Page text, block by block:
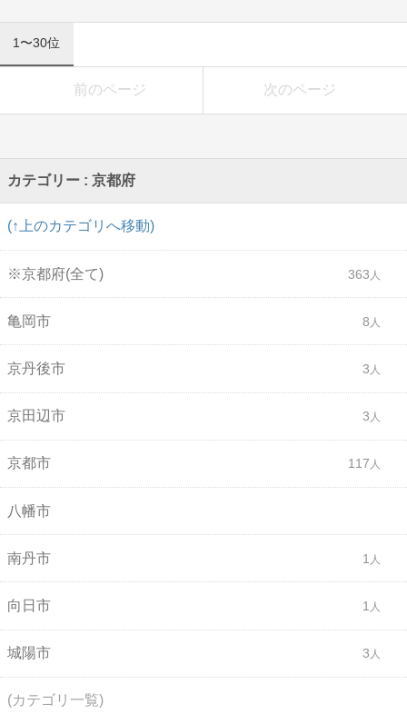
1〜30位
前のページ 次のページ
カテゴリー : 京都府
(↑上のカテゴリへ移動)
※京都府(全て) 363
亀岡市 8
京丹後市 3
京田辺市 3
京都市 117
八幡市
南丹市 1
向日市 1
城陽市 3
(カテゴリ一覧)